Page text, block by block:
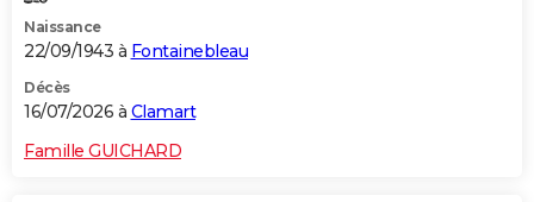
Naissance
22/09/1943 à Fontainebleau
Décès
16/07/2026 à Clamart
Famille GUICHARD